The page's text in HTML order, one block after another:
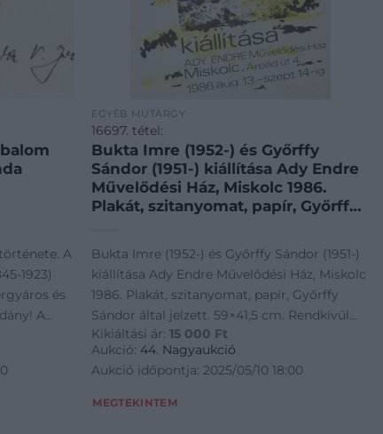
–
udvari
t.
A
1923)
és
A
a
EGYÉB MŰTÁRGY
16697. tétel:
Bukta Imre (1952-) és Győrffy
Sándor (1951-) kiállítása Ady Endre
Művelődési Ház, Miskolc 1986.
Plakát, szitanyomat, papír, Győrffy
kevesebb mint 50 példányban
készült! Egészen apró lapszéli
gyűrődésekkel, jó
Bukta Imre (1952-) és Győrffy Sándor (1951-)
kiállítása Ady Endre Művelődési Ház, Miskolc
1986. Plakát, szitanyomat, papír, Győrffy
Sándor által jelzett. 59×41,5 cm. Rendkívül
ritka plakát, feltehetően kevesebb mint 50
példányban készült! Egészen apró lapszéli
gyűrődésekkel, jó állapotban!
Kikiáltási ár:15 000 Ft
Aukció: 44. Nagyaukció
Aukció időpontja: 2025/05/10 18:00
MEGTEKINTEM